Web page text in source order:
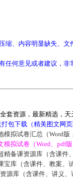
缩、内容明显缺失、
任何意见或者建议，
套资源，最新精选，天
包下载（精美图文网页
拟试卷汇总（Word版
拟试卷（Word、pdf版
备课资源库（含课件
库（含课件、教案、
源库（含课件、讲义、